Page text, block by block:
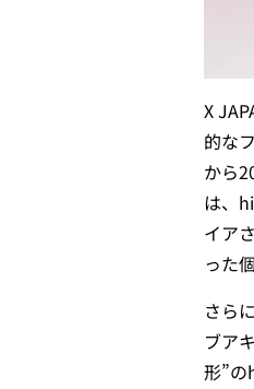
X
的な
から
は、
イア
った
さら
ブア
形”の